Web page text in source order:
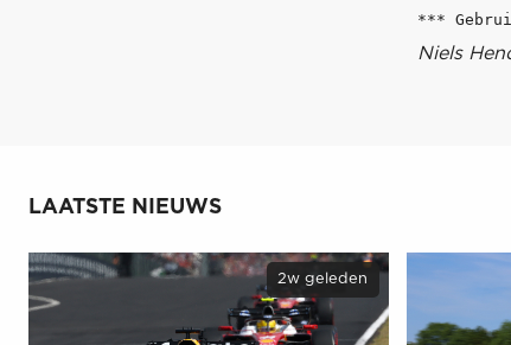
Niels
LAATSTE NIEUWS
2w geleden